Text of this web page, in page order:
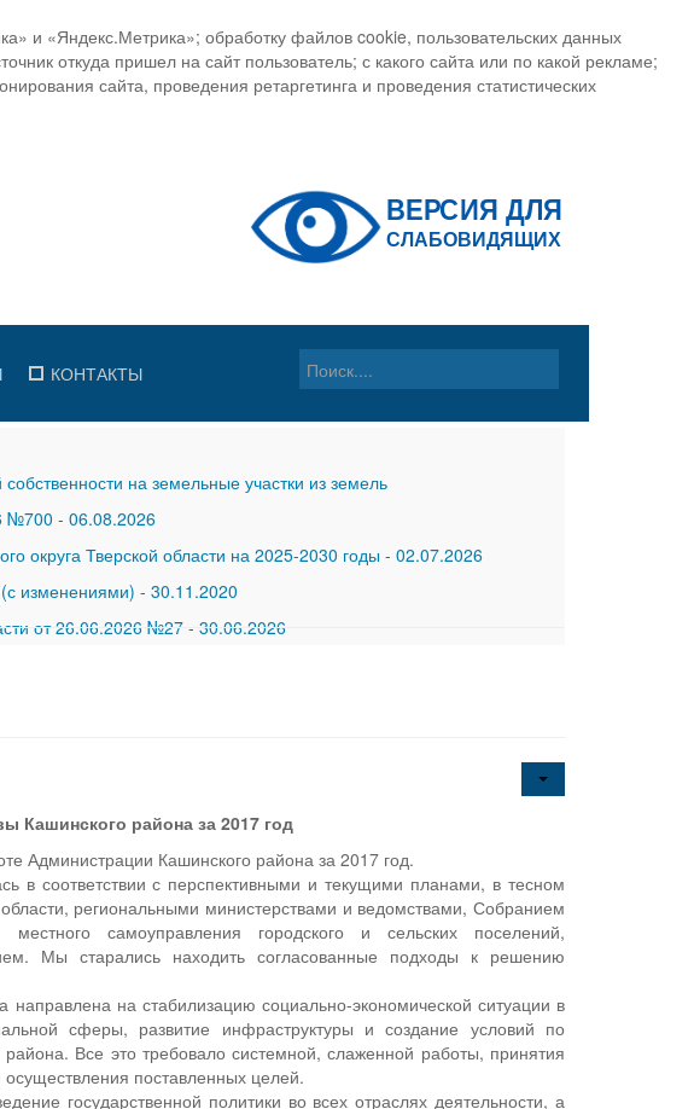
и «Яндекс.Метрика»; обработку файлов cookie, пользовательских данных
откуда пришел на сайт пользователь; с какого сайта или по какой рекламе;
сайта, проведения ретаргетинга и проведения статистических
КОНТАКТЫ
на земельные участки из земель
№700 - 06.08.2026
округа Тверской области на 2025-2030 годы - 02.07.2026
изменениями) - 30.11.2020
от 26.06.2026 №27 - 30.06.2026
Кашинского района за 2017 год
Администрации Кашинского района за 2017 год.
в соответствии с перспективными и текущими планами, в тесном
региональными министерствами и ведомствами, Собранием
самоуправления городского и сельских поселений,
Мы старались находить согласованные подходы к решению
на стабилизацию социально-экономической ситуации в
сферы, развитие инфраструктуры и создание условий по
Все это требовало системной, слаженной работы, принятия
поставленных целей.
государственной политики во всех отраслях деятельности, а